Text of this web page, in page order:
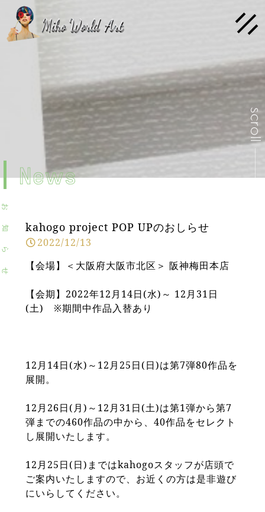
scroll
News
お
知
ら
せ
kahogo project POP UPのおしらせ
2022/12/13
【会場】＜大阪府大阪市北区＞ 阪神梅田本店
【会期】2022年12月14日(水)～ 12月31日
(土) ※期間中作品入替あり
12月14日(水)～12月25日(日)は第7弾80作品を
展開。
12月26日(月)～12月31日(土)は第1弾から第7
弾までの460作品の中から、40作品をセレクト
し展開いたします。
12月25日(日)まではkahogoスタッフが店頭で
ご案内いたしますので、お近くの方は是非遊び
にいらしてください。